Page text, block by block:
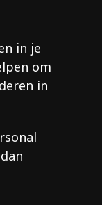
in je
om
in